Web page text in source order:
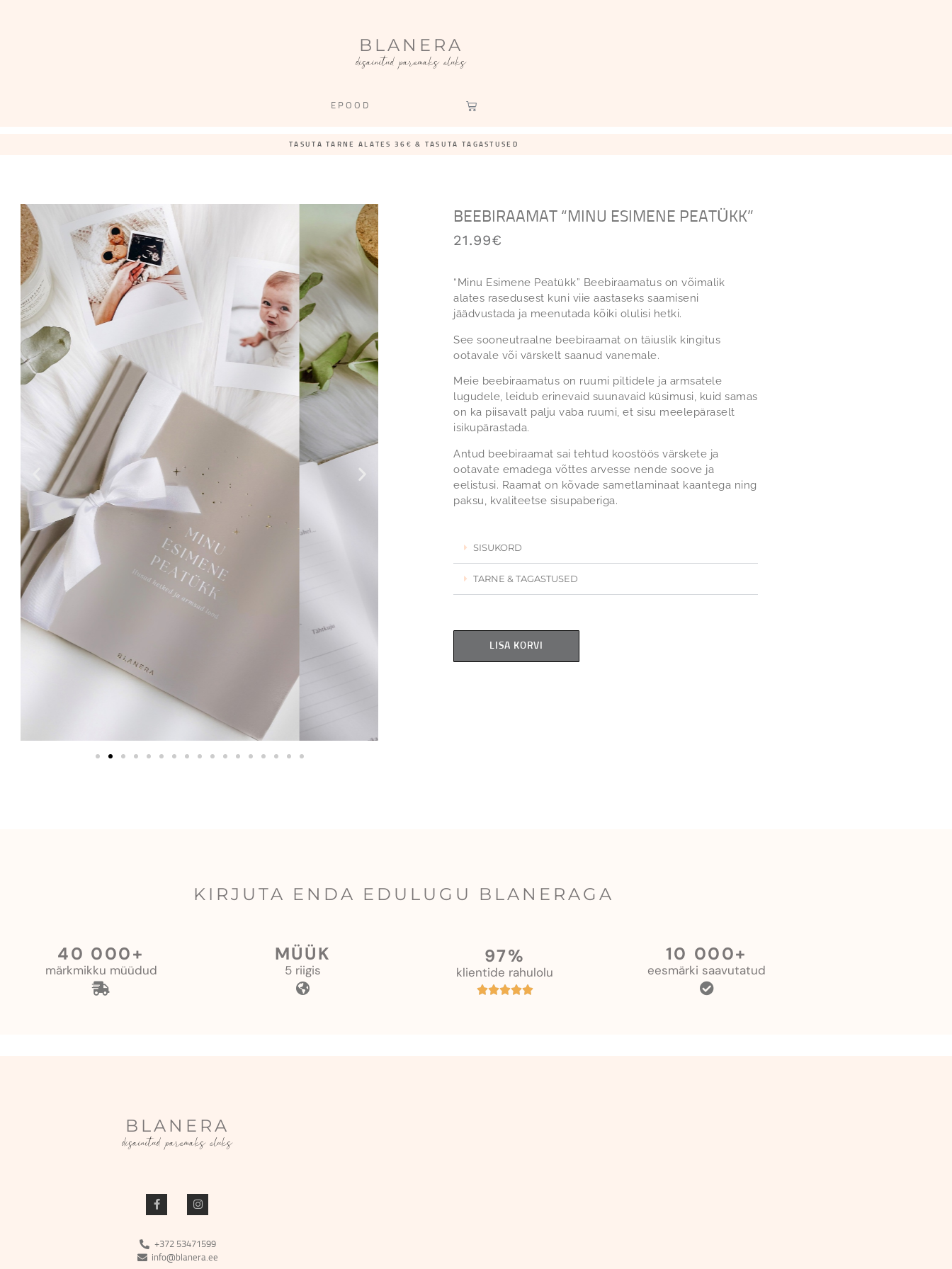
BLANERA
disainitud paremaks eluks
EPOOD
TASUTA TARNE ALATES 36€ & TASUTA TAGASTUSED
BEEBIRAAMAT “MINU ESIMENE PEATÜKK”
21.99€
“Minu Esimene Peatükk” Beebiraamatus on võimalik
alates rasedusest kuni viie aastaseks saamiseni
jäädvustada ja meenutada kõiki olulisi hetki.
See sooneutraalne beebiraamat on täiuslik kingitus
ootavale või värskelt saanud vanemale.
Meie beebiraamatus on ruumi piltidele ja armsatele
lugudele, leidub erinevaid suunavaid küsimusi, kuid samas
on ka piisavalt palju vaba ruumi, et sisu meelepäraselt
isikupärastada.
Antud beebiraamat sai tehtud koostöös värskete ja
ootavate emadega võttes arvesse nende soove ja
eelistusi. Raamat on kõvade sametlaminaat kaantega ning
paksu, kvaliteetse sisupaberiga.
SISUKORD
TARNE & TAGASTUSED
LISA KORVI
KIRJUTA ENDA EDULUGU BLANERAGA
40 000+
märkmikku müüdud
MÜÜK
5 riigis
97%
klientide rahulolu
10 000+
eesmärki saavutatud
BLANERA
disainitud paremaks eluks
+372 53471599
info@blanera.ee